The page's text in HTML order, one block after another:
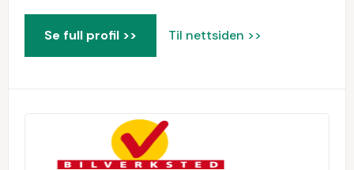
Se full profil >> Til nettsiden >>